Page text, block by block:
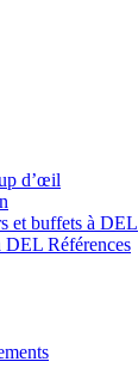
d’œil
et buffets à DEL
DEL Références